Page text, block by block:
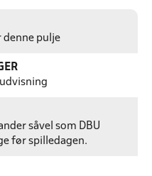
denne pulje
såvel som DBU
før spilledagen.